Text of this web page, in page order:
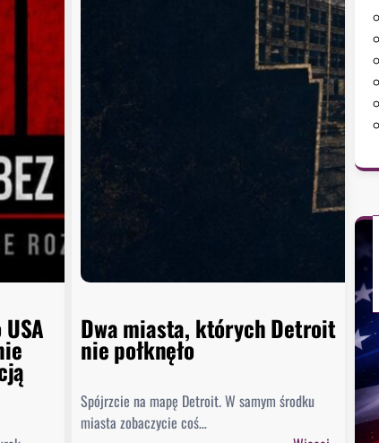
Dwa miasta, których Detroit
nie połknęło
Spójrzcie na mapę Detroit. W samym środku
miasta zobaczycie coś…